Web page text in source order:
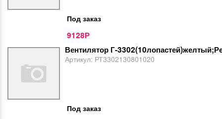
Под заказ
9128Р
Вентилятор Г-
Артикул: РТ3302130801020
Под заказ